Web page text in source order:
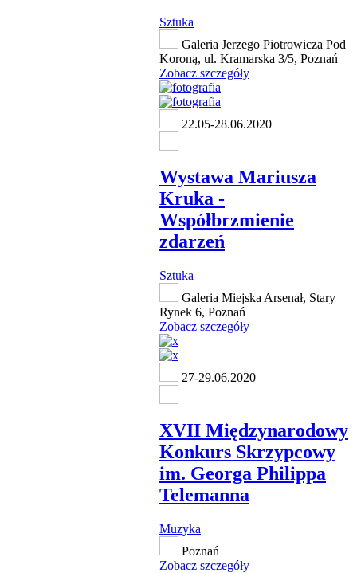
Sztuka
Galeria Jerzego Piotrowicza Pod
Koroną, ul. Kramarska 3/5, Poznań
Zobacz szczegóły
22.05-28.06.2020
Wystawa Mariusza
Kruka -
Współbrzmienie
zdarzeń
Sztuka
Galeria Miejska Arsenał, Stary
Rynek 6, Poznań
Zobacz szczegóły
27-29.06.2020
XVII Międzynarodowy
Konkurs Skrzypcowy
im. Georga Philippa
Telemanna
Muzyka
Poznań
Zobacz szczegóły